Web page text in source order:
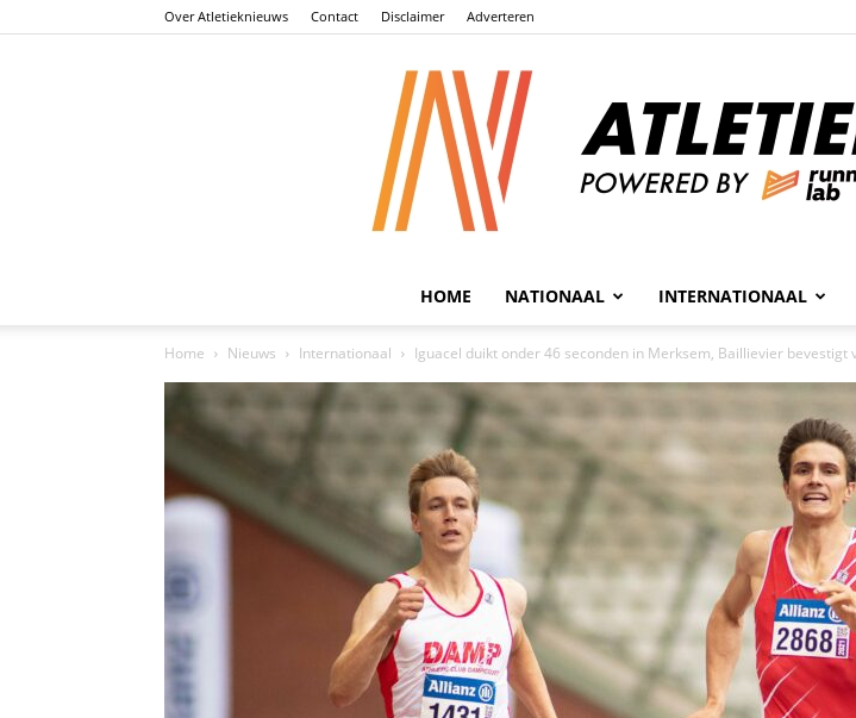
Over Atletieknieuws Contact Disclaimer Adverteren
HOME NATIONAAL INTERNATIONAAL
Home Nieuws Internationaal Iguacel duikt onder 46 seconden in Merksem, Baillievier bevestigt